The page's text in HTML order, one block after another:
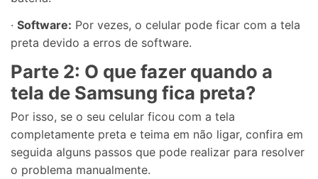
· Software: Por vezes, o celular pode ficar com a tela
preta devido a erros de software.
Parte 2: O que fazer quando a
tela de Samsung fica preta?
Por isso, se o seu celular ficou com a tela
completamente preta e teima em não ligar, confira em
seguida alguns passos que pode realizar para resolver
o problema manualmente.